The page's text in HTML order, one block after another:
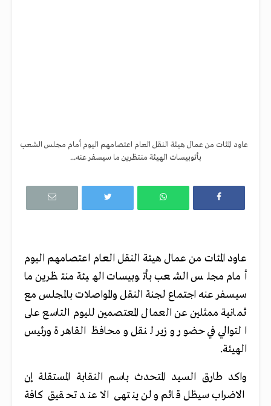
عاود المئات من عمال هيئة النقل العام اعتصامهم اليوم أمام مجلس الشعب
بأتوبيسات الهيئة منتظرين ما سيسفر عنه...
عاود المئات من عمال هيئة النقل العام اعتصامهم اليوم
أمام مجلس الشعب بأتوبيسات الهيئة منتظرين ما
سيسفر عنه اجتماع لجنة النقل والمواصلات بالمجلس مع
ثمانية ممثلين عن العمال المعتصمين لليوم التاسع على
التوالي في حضور وزير لنقل ومحافظ القاهرة ورئيس
الهيئة.
واكد طارق السيد المتحدث باسم النقابة المستقلة إن
الاضراب سيظل قائم ولن ينتهى الا عند تحقيق كافة